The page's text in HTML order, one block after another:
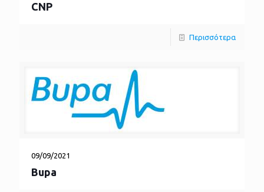
CNP
Περισσότερα
09/09/2021
Bupa